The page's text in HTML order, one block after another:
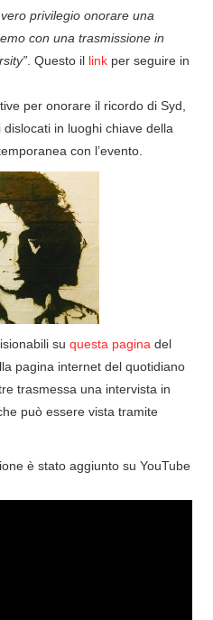
privilegio onorare una
con una trasmissione in
. Questo il link per seguire in
per onorare il ricordo di Syd,
in luoghi chiave della
con l’evento.
suquesta pagina del
pagina internet del quotidiano
trasmessa una intervista in
può essere vista tramite
è stato aggiunto su YouTube